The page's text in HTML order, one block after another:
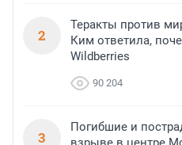
2
Теракты против
Ким ответила,
Wildberries
90 204
3
Погибшие и